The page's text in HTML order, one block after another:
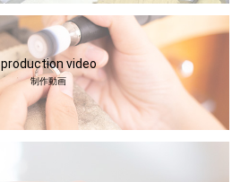
production video
制作動画